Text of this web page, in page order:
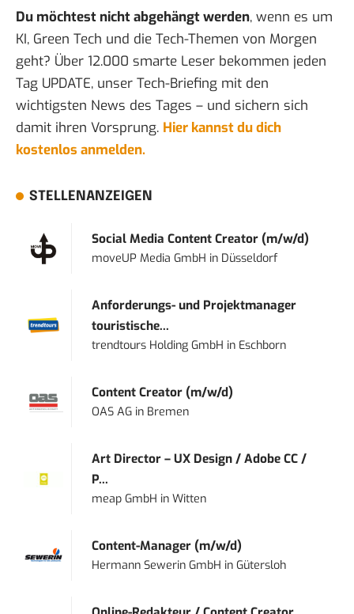
Du möchtest nicht abgehängt werden, wenn es um
KI, Green Tech und die Tech-Themen von Morgen
geht? Über 12.000 smarte Leser bekommen jeden
Tag UPDATE, unser Tech-Briefing mit den
wichtigsten News des Tages – und sichern sich
damit ihren Vorsprung. Hier kannst du dich
kostenlos anmelden.
STELLENANZEIGEN
Social Media Content Creator (m/w/d)
moveUP Media GmbH in Düsseldorf
Anforderungs- und Projektmanager
touristische...
trendtours Holding GmbH in Eschborn
Content Creator (m/w/d)
OAS AG in Bremen
Art Director – UX Design / Adobe CC /
P...
meap GmbH inWitten
Content-Manager (m/w/d)
Hermann Sewerin GmbH inGütersloh